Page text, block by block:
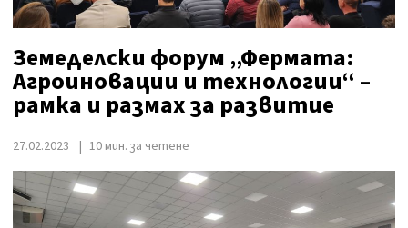
Земеделски форум „Фермата:
Агроиновации и технологии“ –
рамка и размах за развитие
27.02.2023 10 мин. за четене